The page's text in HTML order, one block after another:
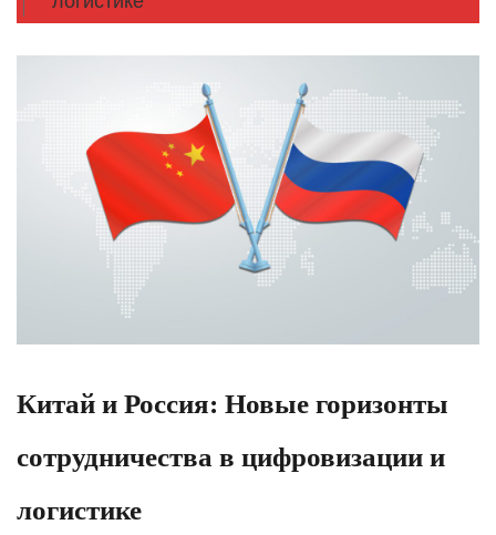
Китай и Россия: Новые горизонты
сотрудничества в цифровизации и
логистике